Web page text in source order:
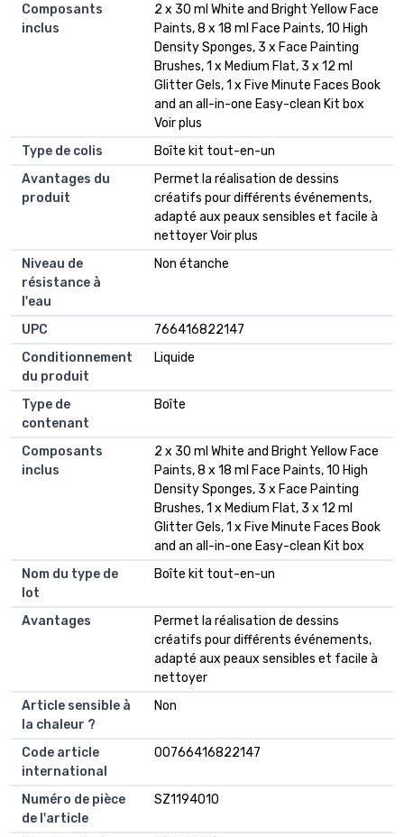
Composants
inclus
2 x 30 ml White and Bright Yellow Face
Paints, 8 x 18 ml Face Paints, 10 High
Density Sponges, 3 x Face Painting
Brushes, 1 x Medium Flat, 3 x 12 ml
Glitter Gels, 1 x Five Minute Faces Book
and an all-in-one Easy-clean Kit box
Voir plus
Type de colis
Boîte kit tout-en-un
Avantages du
produit
Permet la réalisation de dessins
créatifs pour différents événements,
adapté aux peaux sensibles et facile à
nettoyer Voir plus
Niveau de
résistance à
l'eau
Non étanche
UPC
766416822147
Conditionnement
du produit
Liquide
Type de
contenant
Boîte
Composants
inclus
2 x 30 ml White and Bright Yellow Face
Paints, 8 x 18 ml Face Paints, 10 High
Density Sponges, 3 x Face Painting
Brushes, 1 x Medium Flat, 3 x 12 ml
Glitter Gels, 1 x Five Minute Faces Book
and an all-in-one Easy-clean Kit box
Nom du type de
lot
Boîte kit tout-en-un
Avantages
Permet la réalisation de dessins
créatifs pour différents événements,
adapté aux peaux sensibles et facile à
nettoyer
Article sensible à
la chaleur ?
Non
Code article
international
00766416822147
Numéro de pièce
de l'article
SZ1194010